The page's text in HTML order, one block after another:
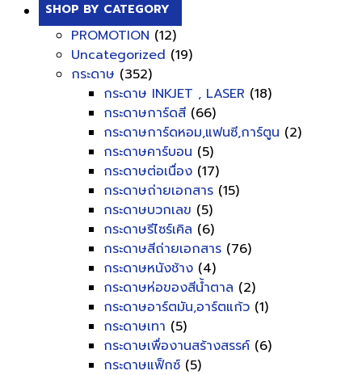
SHOP BY CATEGORY
PROMOTION (12)
Uncategorized (19)
กระดาษ (352)
กระดาษ INKJET , LASER (18)
กระดาษการ์ดสี (66)
กระดาษการ์ดหอม,แฟนซี,การ์ตูน (2)
กระดาษคาร์บอน (5)
กระดาษต่อเนื่อง (17)
กระดาษถ่ายเอกสาร (15)
กระดาษบวกเลข (5)
กระดาษรีไซร์เคิล (6)
กระดาษสีถ่ายเอกสาร (76)
กระดาษหนังช้าง (4)
กระดาษห่อของสีน้ำตาล (2)
กระดาษอาร์ตมัน,อาร์ตแก้ว (1)
กระดาษเทา (5)
กระดาษเพื่องานสร้างสรรค์ (6)
กระดาษแฟ็กซ์ (5)